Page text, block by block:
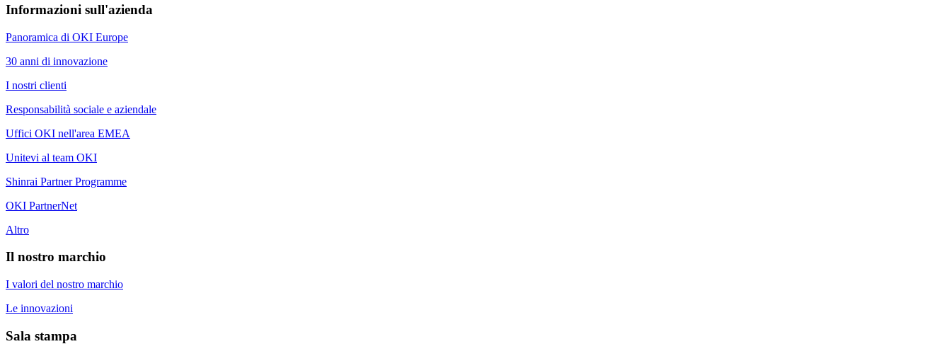
Informazioni sull'azienda
Panoramica di OKI Europe
30 anni di innovazione
I nostri clienti
Responsabilità sociale e aziendale
Uffici OKI nell'area EMEA
Unitevi al team OKI
Shinrai Partner Programme
OKI PartnerNet
Altro
Il nostro marchio
I valori del nostro marchio
Le innovazioni
Sala stampa